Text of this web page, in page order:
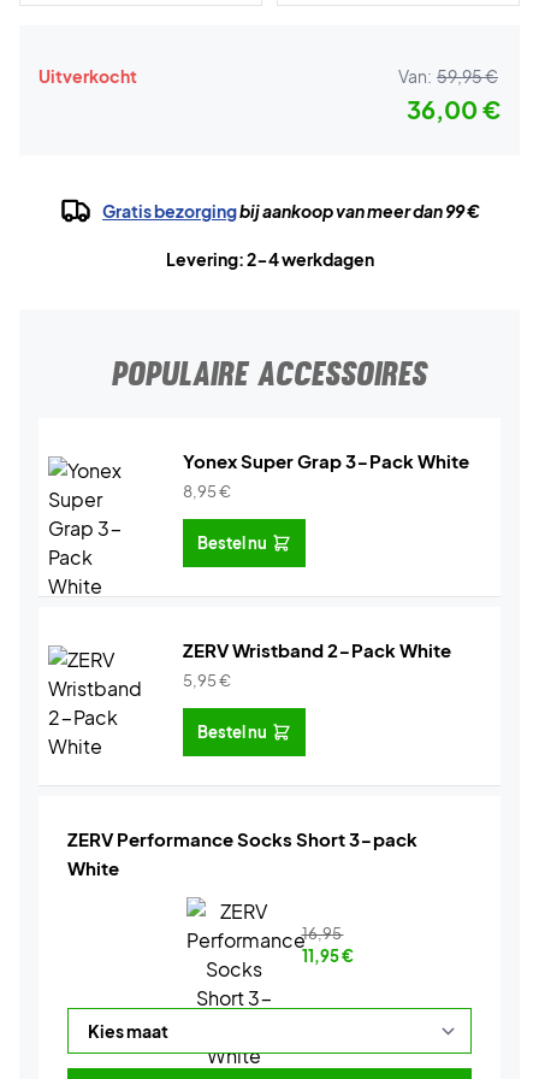
Uitverkocht Van: 59,95 €
36,00 €
Gratis bezorgingbij aankoop van meer dan 99 €
Levering: 2-4 werkdagen
POPULAIRE ACCESSOIRES
Yonex Super Grap 3-Pack White
8,95€
Bestel nu
ZERV Wristband 2-Pack White
5,95€
Bestel nu
ZERV Performance Socks Short 3-pack
White
16,95
11,95€